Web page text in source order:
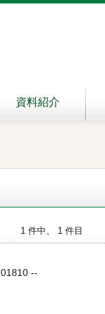
資料紹介
1 件中、 1 件目
--